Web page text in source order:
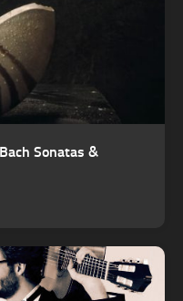
Sonatas &